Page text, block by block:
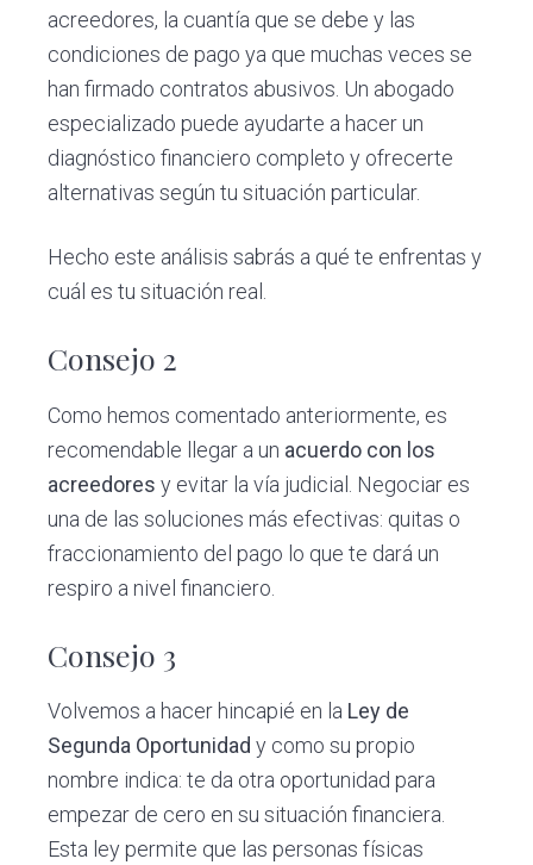
acreedores, la cuantía que se debe y las
condiciones de pago ya que muchas veces se
han firmado contratos abusivos. Un abogado
especializado puede ayudarte a hacer un
diagnóstico financiero completo y ofrecerte
alternativas según tu situación particular.
Hecho este análisis sabrás a qué te enfrentas y
cuál es tu situación real.
Consejo 2
Como hemos comentado anteriormente, es
recomendable llegar a un acuerdo con los
acreedores y evitar la vía judicial. Negociar es
una de las soluciones más efectivas: quitas o
fraccionamiento del pago lo que te dará un
respiro a nivel financiero.
Consejo 3
Volvemos a hacer hincapié en la Ley de
Segunda Oportunidad y como su propio
nombre indica: te da otra oportunidad para
empezar de cero en su situación financiera.
Esta ley permite que las personas físicas